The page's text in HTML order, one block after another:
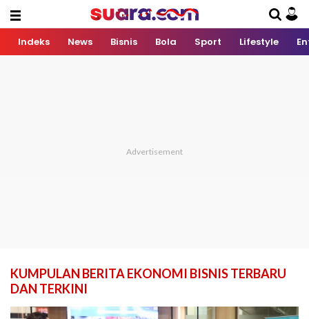
Indeks News Bisnis Bola Sport Lifestyle
KUMPULAN BERITA EKONOMI BISNIS TERBARU
DAN TERKINI